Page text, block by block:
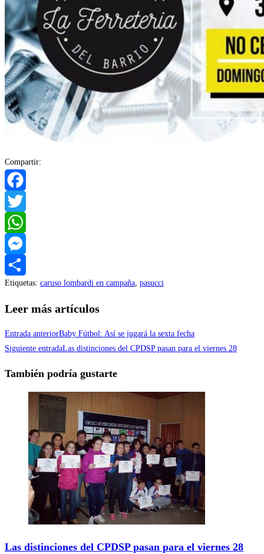
Compartir:
Facebook
Twitter
WhatsApp
Messenger
Compartir
Etiquetas: caruso lombardi en campaña, pasucci
Leer más artículos
Entrada anteriorBaby Fútbol: Así se jugará la sexta fecha
Siguiente entradaLas distinciones del CPDSP pasan para el viernes 28
También podría gustarte
Las distinciones del CPDSP pasan para el viernes 28